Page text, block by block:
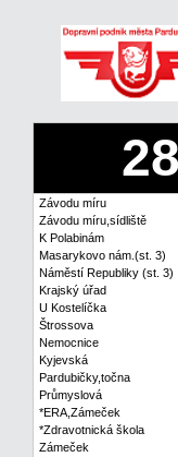
28
Závodu míru
Závodu míru,sídliště
K Polabinám
Masarykovo nám.(st. 3)
Náměstí Republiky (st. 3)
Krajský úřad
U Kostelíčka
Štrossova
Nemocnice
Kyjevská
Pardubičky,točna
Průmyslová
*ERA,Zámeček
*Zdravotnická škola
Zámeček